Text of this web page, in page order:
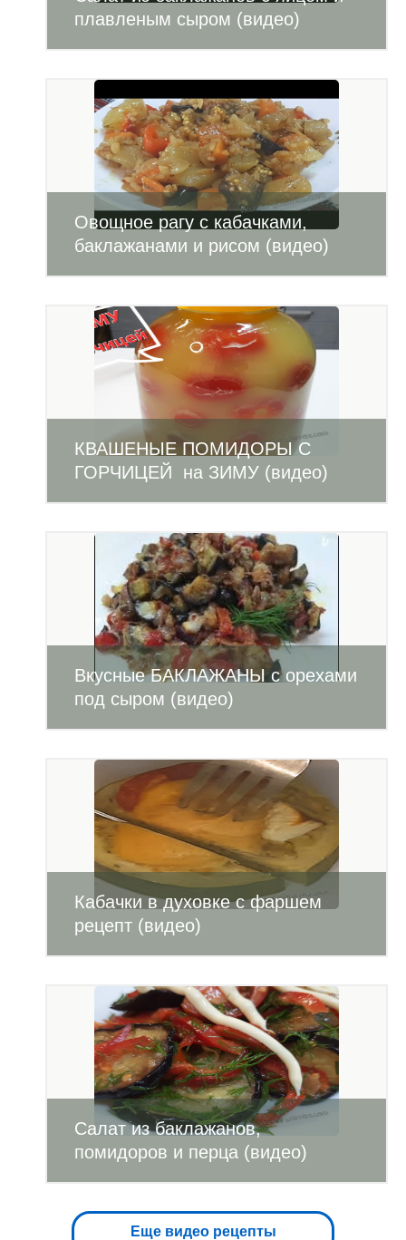
плавленым сыром (видео)
Овощное рагу с кабачками,
баклажанами и рисом (видео)
КВАШЕНЫЕ ПОМИДОРЫ С
ГОРЧИЦЕЙ на ЗИМУ (видео)
Вкусные БАКЛАЖАНЫ с орехами
под сыром (видео)
Кабачки в духовке с фаршем
рецепт (видео)
Салат из баклажанов,
помидоров и перца (видео)
Еще видео рецепты